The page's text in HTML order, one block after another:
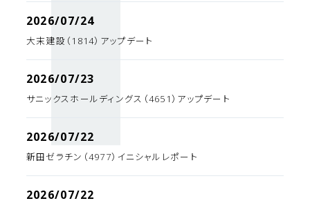
2026/07/24
大末建設（1814）アップデート
2026/07/23
サニックスホールディングス（4651）アップデート
2026/07/22
新田ゼラチン（4977）イニシャルレポート
2026/07/22